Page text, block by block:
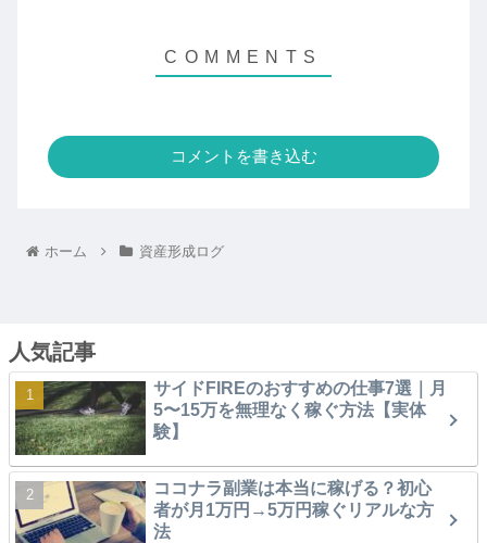
コメントを書き込む
ホーム 資産形成ログ
人気記事
サイドFIREのおすすめの仕事7選｜月
5〜15万を無理なく稼ぐ方法【実体
験】
ココナラ副業は本当に稼げる？初心
者が月1万円→5万円稼ぐリアルな方
法